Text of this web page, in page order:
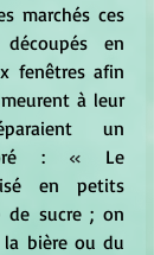
marchés ces
en
fenêtres afin
à leur
un
: « Le
en petits
de sucre ; on
la bière ou du